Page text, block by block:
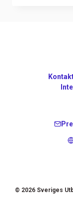
© 2026 Sveriges